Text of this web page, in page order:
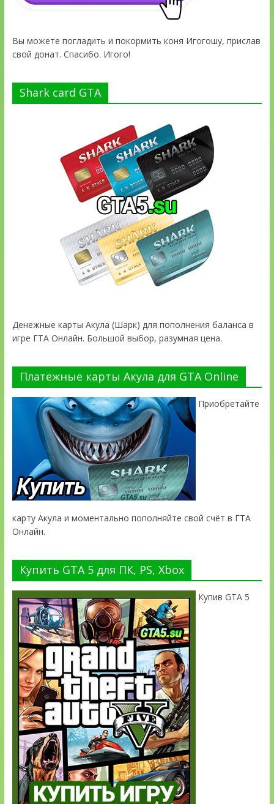
Вы можете погладить и покормить коня Игогошу, прислав
свой донат. Спасибо. Игого!
Shark card GTA
Денежные карты Акула (Шарк) для пополнения баланса в
игре ГТА Онлайн. Большой выбор, разумная цена.
Платёжные карты Акула для GTA Online
Приобретайте
карту Акула и моментально пополняйте свой счёт в ГТА
Онлайн.
Купить GTA 5 для ПК, PS, Xbox
Купив GTA 5